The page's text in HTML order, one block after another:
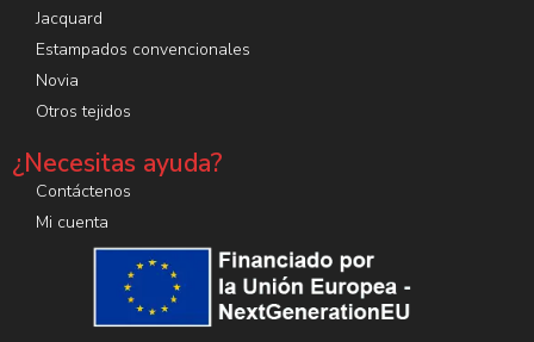
Jacquard
Estampados convencionales
Novia
Otros tejidos
¿Necesitas ayuda?
Contáctenos
Mi cuenta